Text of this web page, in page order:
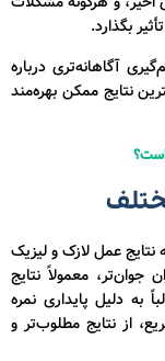
بگذارد.
آگاهانه‌تری درباره
نتایج ممکن بهره‌مند
عمل لازک و لیزیک
معمولاً نتایج
به دلیل پایداری نمره
از نتایج مطلوب‌تر و